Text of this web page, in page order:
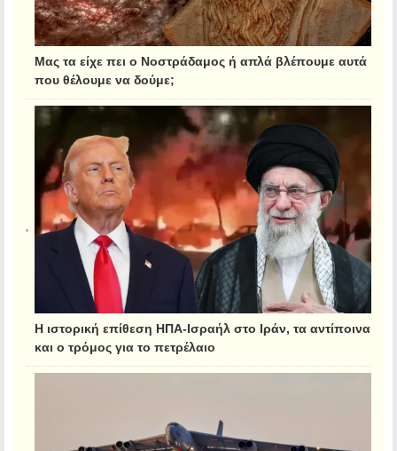
Μας τα είχε πει ο Νοστράδαμος ή απλά βλέπουμε αυτά
που θέλουμε να δούμε;
Η ιστορική επίθεση ΗΠΑ-Ισραήλ στο Ιράν, τα αντίποινα
και ο τρόμος για το πετρέλαιο